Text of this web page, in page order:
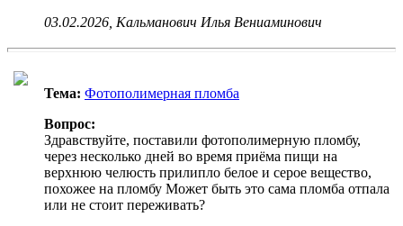
03.02.2026, Кальманович Илья Вениаминович
Тема: Фотополимерная пломба
Вопрос:
Здравствуйте, поставили фотополимерную пломбу,
через несколько дней во время приёма пищи на
верхнюю челюсть прилипло белое и серое вещество,
похожее на пломбу Может быть это сама пломба отпала
или не стоит переживать?